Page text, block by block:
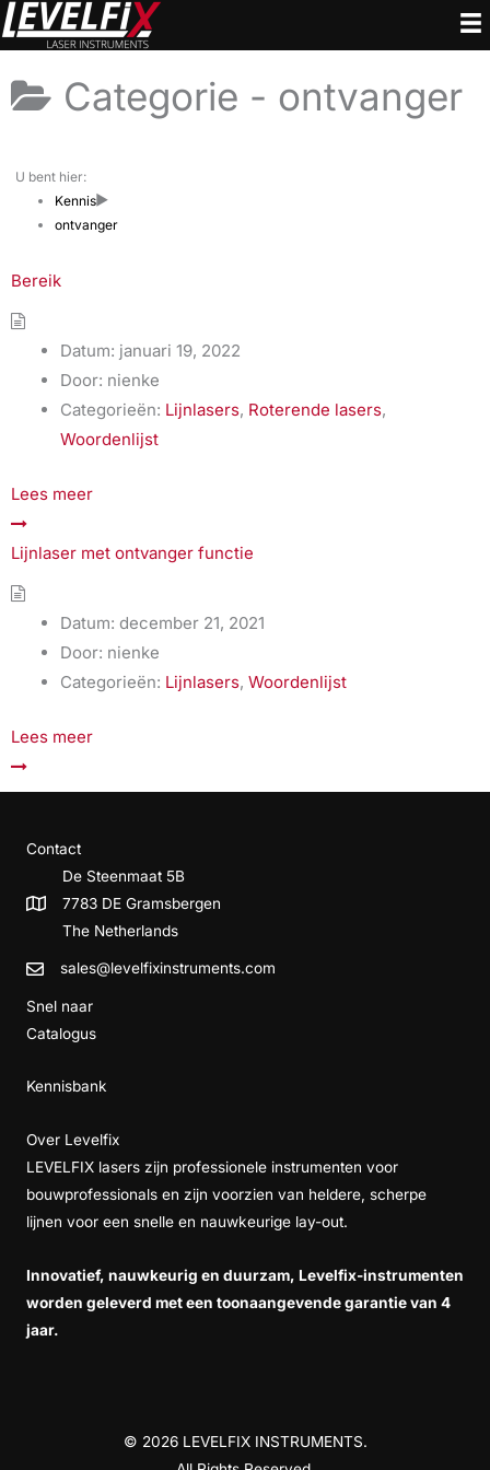
Ga
naar
inhoud
Categorie - ontvanger
U bent hier:
Kennis
ontvanger
Bereik
Datum: januari 19, 2022
Door: nienke
Categorieën: Lijnlasers, Roterende lasers,
Woordenlijst
Lees meer
Lijnlaser met ontvanger functie
Datum: december 21, 2021
Door: nienke
Categorieën: Lijnlasers, Woordenlijst
Lees meer
Contact
De Steenmaat 5B
7783 DE Gramsbergen
The Netherlands
sales@levelfixinstruments.com
Snel naar
Catalogus
Kennisbank
Over Levelfix
LEVELFIX lasers zijn professionele instrumenten voor
bouwprofessionals en zijn voorzien van heldere, scherpe
lijnen voor een snelle en nauwkeurige lay-out.
Innovatief, nauwkeurig en duurzam, Levelfix-instrumenten
worden geleverd met een toonaangevende garantie van 4
jaar.
© 2026 LEVELFIX INSTRUMENTS.